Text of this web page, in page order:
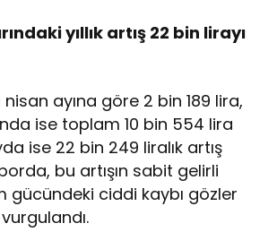
yıllık artış 22 bin lirayı
nisan ayına göre 2 bin 189 lira,
ise toplam 10 bin 554 lira
ise 22 bin 249 liralık artış
bu artışın sabit gelirli
gücündeki ciddi kaybı gözler